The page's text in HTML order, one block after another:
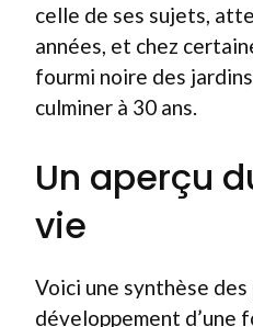
celle de ses sujets,
années, et chez
fourmi noire des
culminer à 30 ans.
Un aperçu
vie
Voici une synthèse
développement d’une